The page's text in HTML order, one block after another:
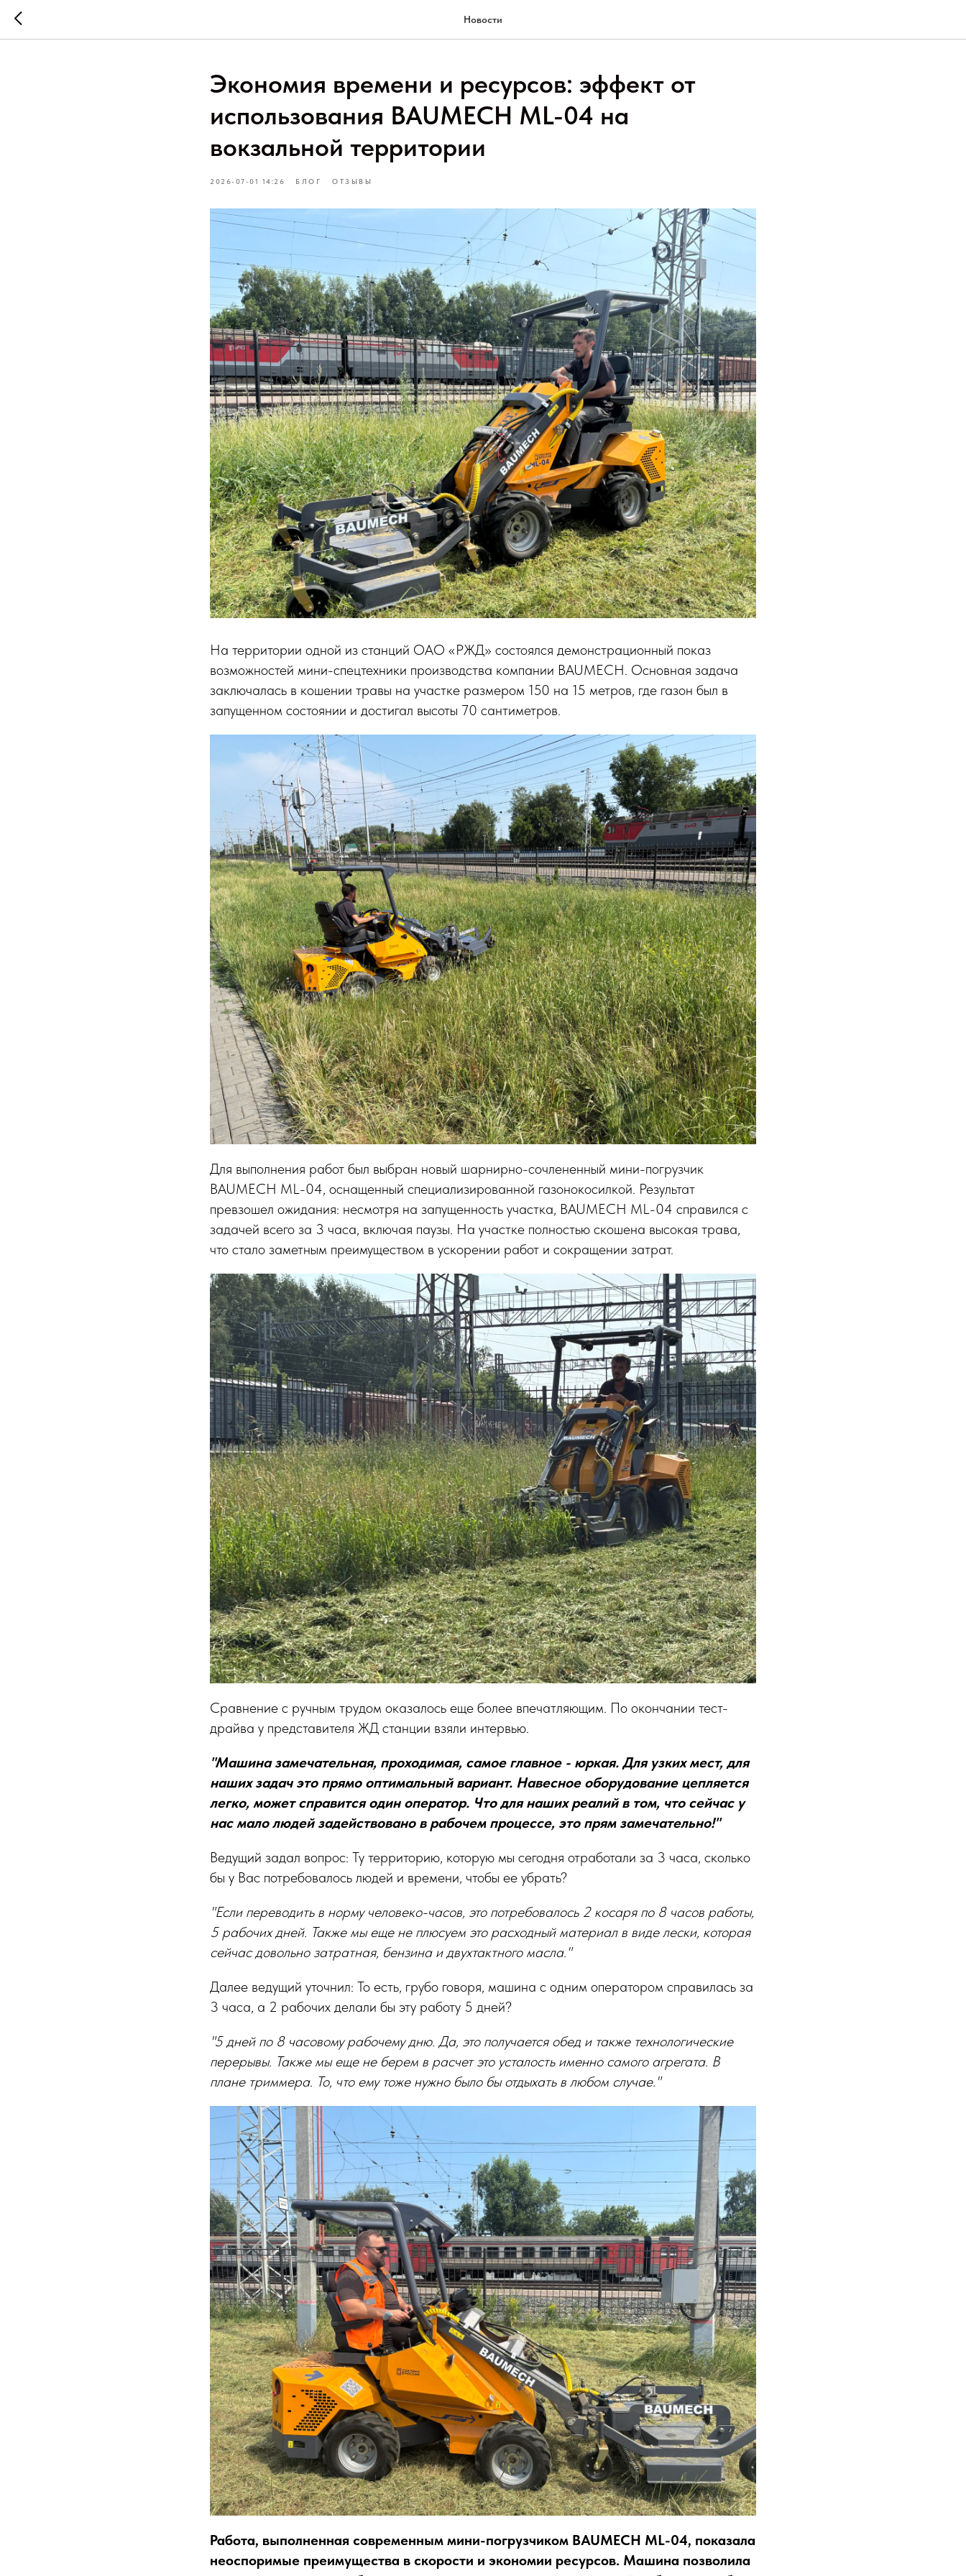
Новости
Экономия времени и ресурсов: эффект от
использования BAUMECH ML-04 на
вокзальной территории
2026-07-01 14:26 БЛОГ ОТЗЫВЫ
На территории одной из станций ОАО «РЖД» состоялся демонстрационный показ
возможностей мини-спецтехники производства компании BAUMECH. Основная задача
заключалась в кошении травы на участке размером 150 на 15 метров, где газон был в
запущенном состоянии и достигал высоты 70 сантиметров.
Для выполнения работ был выбран новый шарнирно-сочлененный мини-погрузчик
BAUMECH ML-04, оснащенный специализированной газонокосилкой. Результат
превзошел ожидания: несмотря на запущенность участка, BAUMECH ML-04 справился с
задачей всего за 3 часа, включая паузы. На участке полностью скошена высокая трава,
что стало заметным преимуществом в ускорении работ и сокращении затрат.
Сравнение с ручным трудом оказалось еще более впечатляющим. По окончании тест-
драйва у представителя ЖД станции взяли интервью.
"Машина замечательная, проходимая, самое главное - юркая. Для узких мест, для
наших задач это прямо оптимальный вариант. Навесное оборудование цепляется
легко, может справится один оператор. Что для наших реалий в том, что сейчас у
нас мало людей задействовано в рабочем процессе, это прям замечательно!"
Ведущий задал вопрос: Ту территорию, которую мы сегодня отработали за 3 часа, сколько
бы у Вас потребовалось людей и времени, чтобы ее убрать?
"Если переводить в норму человеко-часов, это потребовалось 2 косаря по 8 часов работы,
5 рабочих дней. Также мы еще не плюсуем это расходный материал в виде лески, которая
сейчас довольно затратная, бензина и двухтактного масла."
Далее ведущий уточнил: То есть, грубо говоря, машина с одним оператором справилась за
3 часа, а 2 рабочих делали бы эту работу 5 дней?
"5 дней по 8 часовому рабочему дню. Да, это получается обед и также технологические
перерывы. Также мы еще не берем в расчет это усталость именно самого агрегата. В
плане триммера. То, что ему тоже нужно было бы отдыхать в любом случае."
Работа, выполненная современным мини-погрузчиком BAUMECH ML-04, показала
неоспоримые преимущества в скорости и экономии ресурсов. Машина позволила